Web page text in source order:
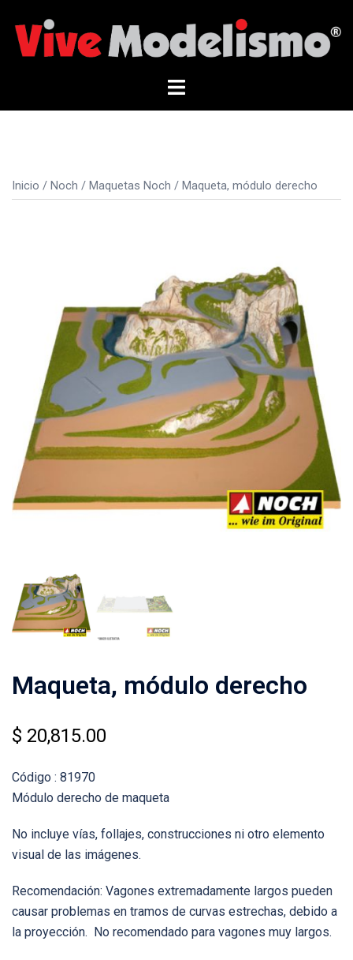
contenido
Alternar
Inicio / Noch / Maquetas Noch / Maqueta, módulo derecho
Maqueta, módulo derecho
$ 20,815.00
Código : 81970
Módulo derecho de maqueta
No incluye vías, follajes, construcciones ni otro elemento
visual de las imágenes.
Recomendación: Vagones extremadamente largos pueden
causar problemas en tramos de curvas estrechas, debido a
la proyección. No recomendado para vagones muy largos.